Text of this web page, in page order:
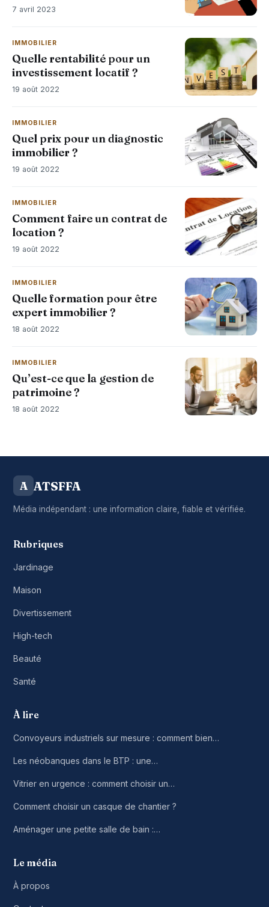
7 avril 2023
IMMOBILIER
Quelle rentabilité pour un
investissement locatif ?
19 août 2022
IMMOBILIER
Quel prix pour un diagnostic
immobilier ?
19 août 2022
IMMOBILIER
Comment faire un contrat de
location ?
19 août 2022
IMMOBILIER
Quelle formation pour être
expert immobilier ?
18 août 2022
IMMOBILIER
Qu’est-ce que la gestion de
patrimoine ?
18 août 2022
A ATSFFA
Média indépendant : une information claire, fiable et vérifiée.
Rubriques
Jardinage
Maison
Divertissement
High-tech
Beauté
Santé
À lire
Convoyeurs industriels sur mesure : comment bien…
Les néobanques dans le BTP : une…
Vitrier en urgence : comment choisir un…
Comment choisir un casque de chantier ?
Aménager une petite salle de bain :…
Le média
À propos